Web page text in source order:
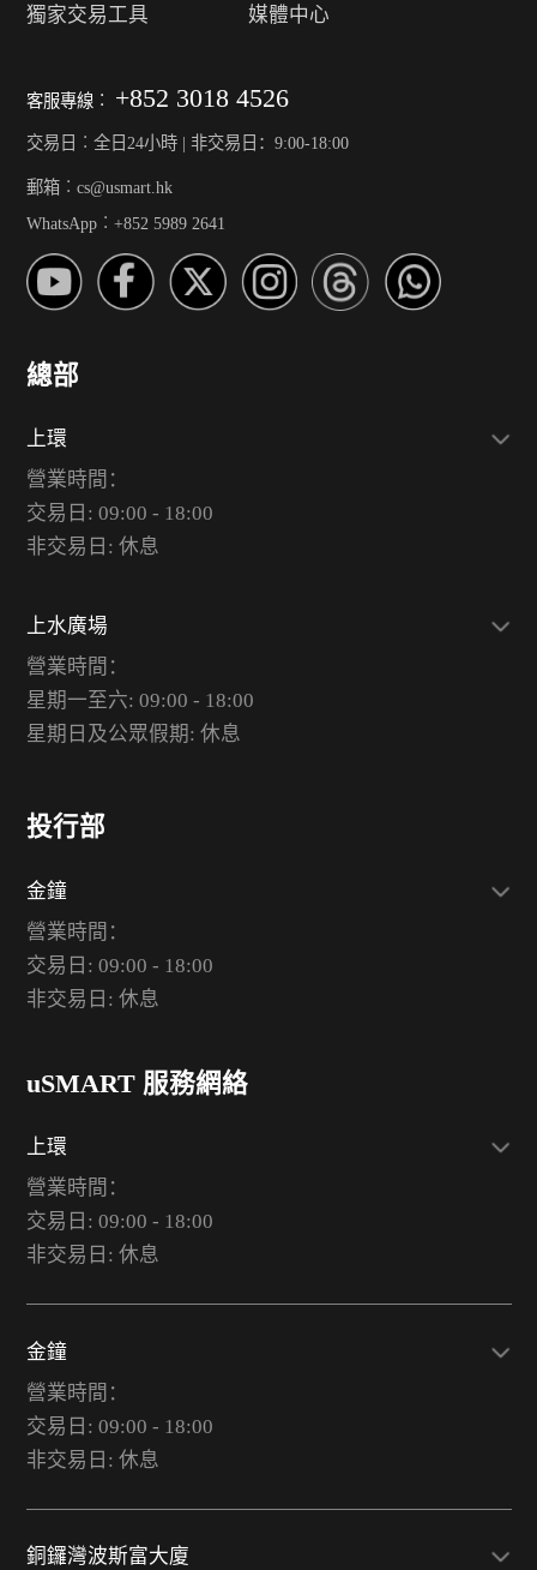
獨家交易工具 媒體中心
客服專線︰ +852 3018 4526
交易日︰全日24小時 | 非交易日：9:00-18:00
郵箱︰cs@usmart.hk
WhatsApp︰+852 5989 2641
總部
上環
營業時間：
交易日: 09:00 - 18:00
非交易日: 休息
上水廣場
營業時間：
星期一至六: 09:00 - 18:00
星期日及公眾假期: 休息
投行部
金鐘
營業時間：
交易日: 09:00 - 18:00
非交易日: 休息
uSMART 服務網絡
上環
營業時間：
交易日: 09:00 - 18:00
非交易日: 休息
金鐘
營業時間：
交易日: 09:00 - 18:00
非交易日: 休息
銅鑼灣波斯富大廈